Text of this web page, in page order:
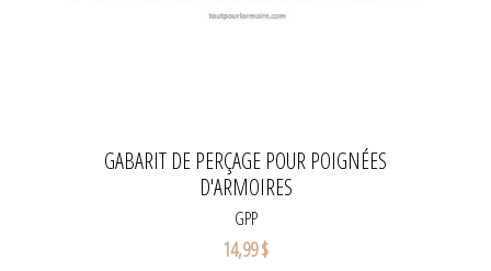
GABARIT DE PERÇAGE POUR POIGNÉES
D'ARMOIRES
GPP
14,99 $